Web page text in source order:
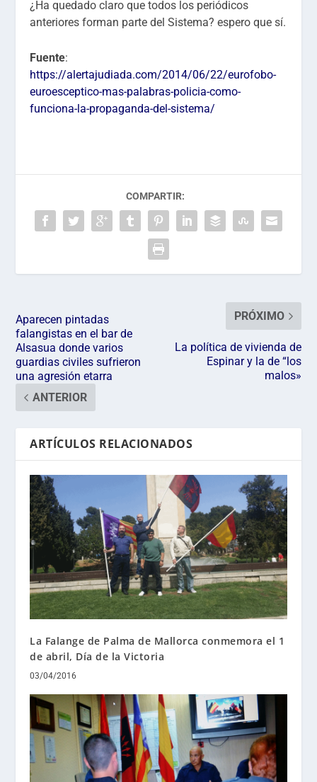
¿Ha quedado claro que todos los periódicos
anteriores forman parte del Sistema? espero que sí.
Fuente:
https://alertajudiada.com/2014/06/22/eurofobo-
euroesceptico-mas-palabras-policia-como-
funciona-la-propaganda-del-sistema/
COMPARTIR:
Aparecen pintadas
falangistas en el bar de
Alsasua donde varios
guardias civiles sufrieron
una agresión etarra
ANTERIOR
PRÓXIMO
La política de vivienda de
Espinar y la de “los
malos»
ARTÍCULOS RELACIONADOS
La Falange de Palma de Mallorca conmemora el 1
de abril, Día de la Victoria
03/04/2016